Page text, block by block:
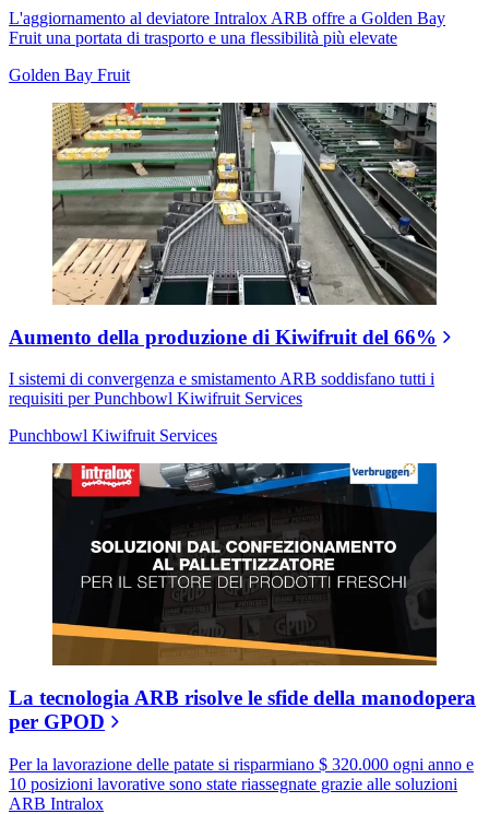
L'aggiornamento al deviatore Intralox ARB offre a Golden Bay
Fruit una portata di trasporto e una flessibilità più elevate
Golden Bay Fruit
Aumento della produzione di Kiwifruit del 66%
I sistemi di convergenza e smistamento ARB soddisfano tutti i
requisiti per Punchbowl Kiwifruit Services
Punchbowl Kiwifruit Services
La tecnologia ARB risolve le sfide della manodopera
per GPOD
Per la lavorazione delle patate si risparmiano $ 320.000 ogni anno e
10 posizioni lavorative sono state riassegnate grazie alle soluzioni
ARB Intralox